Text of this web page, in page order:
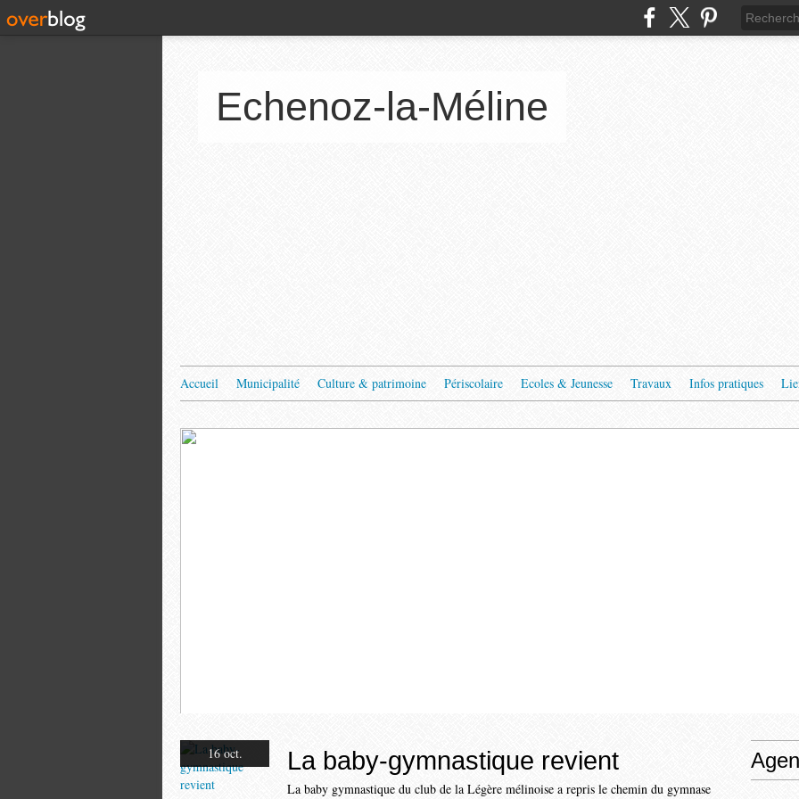
Echenoz-la-Méline
Accueil Municipalité Culture & patrimoine Périscolaire Ecoles & Jeunesse Travaux Infos pratiques
16 oct. La baby-gymnastique revient
La baby gymnastique du club de la Légère mélinoise a repris le chemin du gymnase